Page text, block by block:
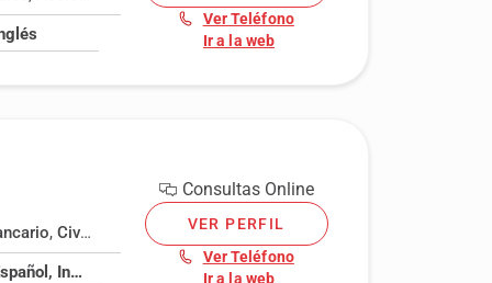
Ver Teléfono
Ir a la web
, Civil , Delitos informáticos,Despido ,Divorcios y
Catalán, Español, Inglés
Consultas Online
VER PERFIL
Ver Teléfono
Ir a la web